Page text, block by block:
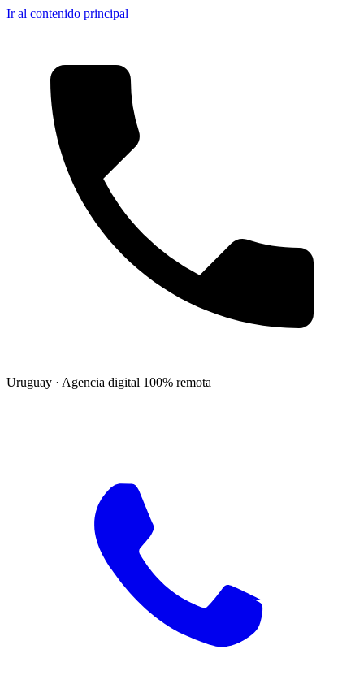
Ir al contenido principal
Uruguay · Agencia digital 100% remota